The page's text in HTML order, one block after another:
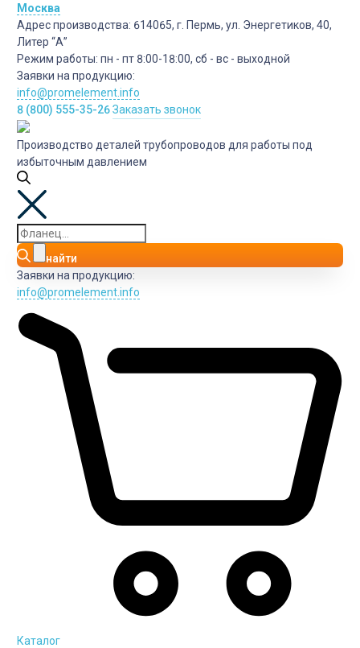
Москва
Адрес производства: 614065, г. Пермь, ул. Энергетиков, 40,
Литер “А”
Режим работы: пн - пт 8:00-18:00, сб - вс - выходной
Заявки на продукцию:
info@promelement.info
8 (800) 555-35-26Заказать звонок
Производство деталей трубопроводов для работы под
избыточным давлением
найти
Заявки на продукцию:
info@promelement.info
Каталог